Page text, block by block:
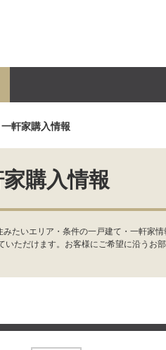
事業投資用
軒家購入情報
購入情報
たいエリア・条件の一戸建て・一軒家
ただけます。お客様にご希望に沿うお